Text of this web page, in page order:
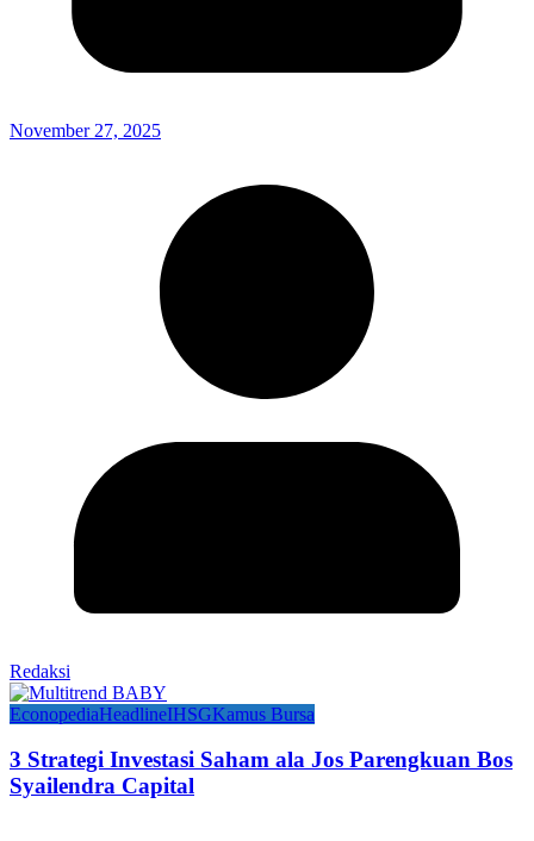
November 27, 2025
Redaksi
EconopediaHeadlineIHSGKamus Bursa
3 Strategi Investasi Saham ala Jos Parengkuan Bos
Syailendra Capital